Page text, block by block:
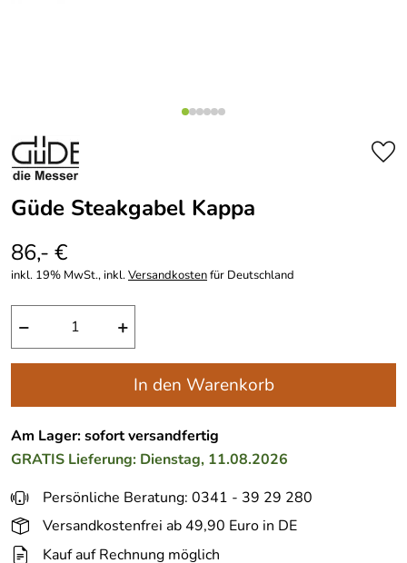
Güde Steakgabel Kappa
86,- €
inkl. 19% MwSt., inkl.Versandkostenfür Deutschland
− +
In den Warenkorb
Am Lager: sofort versandfertig
GRATIS Lieferung: Dienstag, 11.08.2026
Persönliche Beratung: 0341 - 39 29 280
Versandkostenfrei ab 49,90 Euro in DE
Kauf auf Rechnung möglich